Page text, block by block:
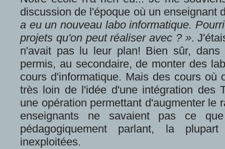
discussion de l'époque où un enseignant
a eu un nouveau labo informatique.
projets qu'on peut réaliser avec ? ».
n'avait pas lu leur plan! Bien sûr,
permis, au secondaire, de monter des
cours d'informatique. Mais des cours où
très loin de l'idée d'une intégration des
une opération permettant d'augmenter le
enseignants ne savaient pas ce
pédagogiquement parlant, la
inexploitées.